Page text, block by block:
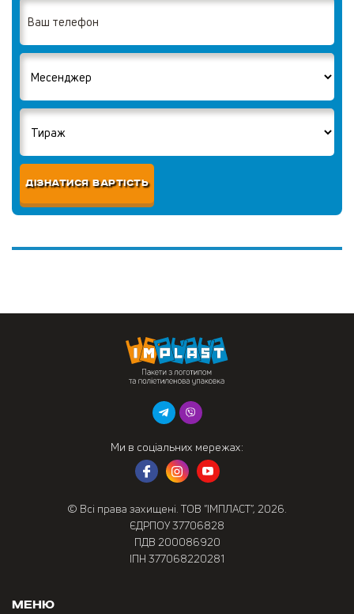
ДІЗНАТИСЯ ВАРТІСТЬ
Ми в соціальних мережах:
© Всі права захищені. ТОВ “ІМПЛАСТ”, 2026.
ЄДРПОУ 37706828
ПДВ 200086920
ІПН 377068220281
Меню